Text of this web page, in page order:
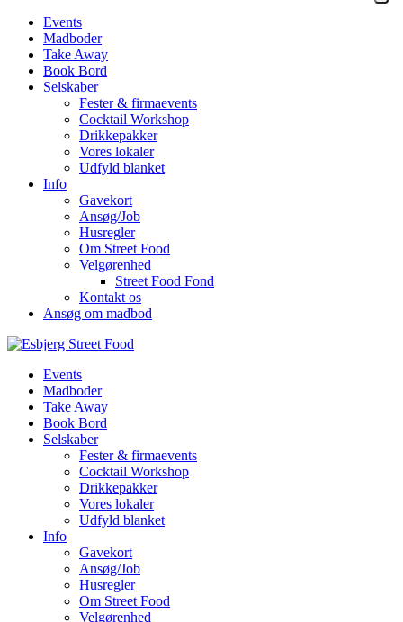
Events
Madboder
Take Away
Book Bord
Selskaber
Fester & firmaevents
Cocktail Workshop
Drikkepakker
Vores lokaler
Udfyld blanket
Info
Gavekort
Ansøg/Job
Husregler
Om Street Food
Velgørenhed
Street Food Fond
Kontakt os
Ansøg om madbod
Events
Madboder
Take Away
Book Bord
Selskaber
Fester & firmaevents
Cocktail Workshop
Drikkepakker
Vores lokaler
Udfyld blanket
Info
Gavekort
Ansøg/Job
Husregler
Om Street Food
Velgørenhed